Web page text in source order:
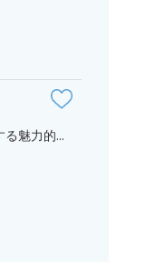
魅力的...